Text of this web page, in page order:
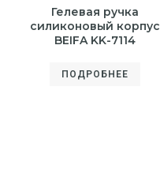
Гелевая ручка
силиконовый корпус
BEIFA KK-7114
ПОДРОБНЕЕ